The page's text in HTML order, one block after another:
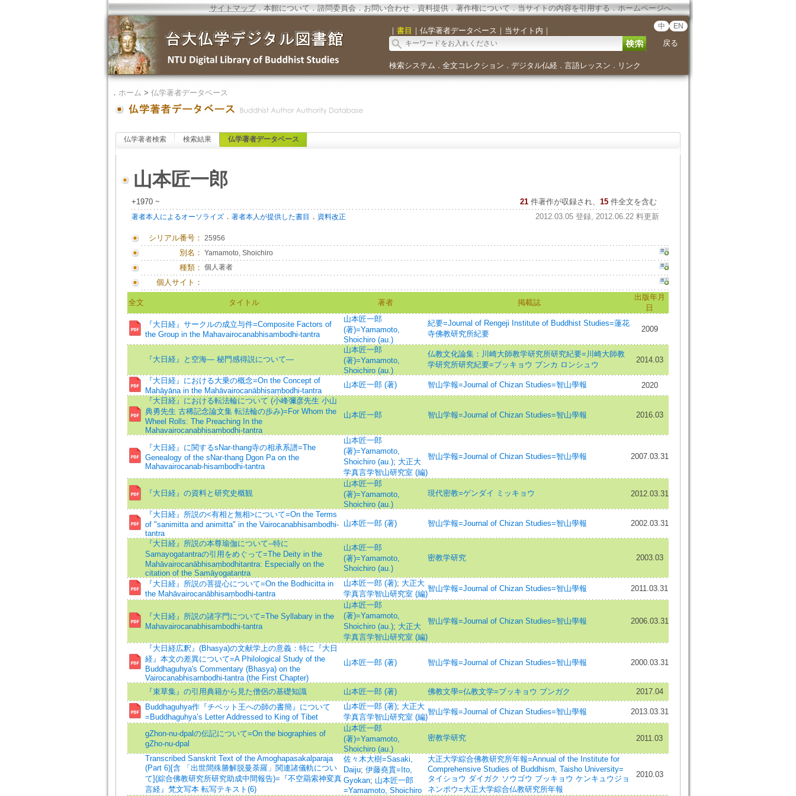
サイトマップ．本館について．諮問委員会． お問い合わせ． 資料提供．著作権について．当サイトの内容を引用する．ホームページへ
｜ 書目 ｜ 仏学著者データベース ｜ 当サイト内 ｜ 中 EN
戻る
検索システム ． 全文コレクション ． デジタル仏経． 言語レッスン ． リンク
． ホーム > 仏学著者データベース
仏学著者検索 検索結果 仏学著者データベース
山本匠一郎
+1970 ~ 21 件著作が収録され、 15件全文を含む
著者本人によるオーソライズ． 著者本人が提供した書目 ． 資料改正 2012.03.05 登録, 2012.06.22 料更新
シリアル番号： 25956
別名： Yamamoto, Shoichiro
種類： 個人著者
個人サイト：
全文 タイトル 著者 掲載誌
出版年月
日
『大日経』サークルの成立与件=Composite Factors of
the Group in the Mahavairocanabhisambodhi-tantra
山本匠一郎
(著)=Yamamoto,
Shoichiro (au.)
紀要=Journal of Rengeji Institute of Buddhist Studies=蓮花
寺佛教研究所紀要
2009
『大日経』と空海― 秘門感得説について―
山本匠一郎
(著)=Yamamoto,
Shoichiro (au.)
仏教文化論集：川崎大師教学研究所研究紀要=川崎大師教
学研究所研究紀要=ブッキョウ ブンカ ロンシュウ
2014.03
『大日経』における大乗の概念=On the Concept of
Mahāyāna in the Mahāvairocanābhisaṃbodhi-tantra
山本匠一郎 (著) 智山学報=Journal of Chizan Studies=智山學報
2020
『大日経』における転法輪について (小峰彌彦先生 小山
典勇先生 古稀記念論文集 転法輪の歩み)=For Whom the
Wheel Rolls: The Preaching In the
Mahavairocanabhisambodhi-tantra
山本匠一郎 智山学報=Journal of Chizan Studies=智山學報 2016.03
『大日経』に関するsNar-thang寺の相承系譜=The
Genealogy of the sNar-thang Dgon Pa on the
Mahavairocanab-hisambodhi-tantra
山本匠一郎
(著)=Yamamoto,
Shoichiro (au.); 大正大
学真言学智山研究室 (編)
智山学報=Journal of Chizan Studies=智山學報 2007.03.31
『大日経』の資料と研究史概観
山本匠一郎
(著)=Yamamoto,
Shoichiro (au.)
現代密教=ゲンダイ ミッキョウ 2012.03.31
『大日経』所説の<有相と無相>について=On the Terms
of "sanimitta and animitta" in the Vairocanabhisambodhi-
tantra
山本匠一郎 (著) 智山学報=Journal of Chizan Studies=智山學報 2002.03.31
『大日経』所説の本尊瑜伽について--特に
Samayogatantraの引用をめぐって=The Deity in the
Mahāvairocanābhisaṃbodhitantra: Especially on the
citation of the Samāyogatantra
山本匠一郎
(著)=Yamamoto,
Shoichiro (au.)
密教学研究 2003.03
『大日経』所説の菩提心について=On the Bodhicitta in
the Mahāvairocanābhisaṃbodhi-tantra
山本匠一郎 (著); 大正大
学真言学智山研究室 (編)
智山学報=Journal of Chizan Studies=智山學報 2011.03.31
『大日経』所説の諸字門について=The Syllabary in the
Mahavairocanabhisambodhi-tantra
山本匠一郎
(著)=Yamamoto,
Shoichiro (au.); 大正大
学真言学智山研究室 (編)
智山学報=Journal of Chizan Studies=智山學報 2006.03.31
『大日経広釈』(Bhasya)の文献学上の意義：特に『大日
経』本文の差異について=A Philological Study of the
Buddhaguhya's Commentary (Bhasya) on the
Vairocanabhisarnbodhi-tantra (the First Chapter)
山本匠一郎 (著) 智山学報=Journal of Chizan Studies=智山學報 2000.03.31
『束草集』の引用典籍から見た僧侶の基礎知識 山本匠一郎 (著) 佛教文學=仏教文学=ブッキョウ ブンガク
2017.04
Buddhaguhya作『チベット王への師の書簡』について
=Buddhaguhya’s Letter Addressed to King of Tibet
山本匠一郎 (著); 大正大
学真言学智山研究室 (編)
智山学報=Journal of Chizan Studies=智山學報 2013.03.31
gZhon-nu-dpalの伝記について=On the biographies of
gZho-nu-dpal
山本匠一郎
(著)=Yamamoto,
Shoichiro (au.)
密教学研究 2011.03
Transcribed Sanskrit Text of the Amoghapasakalparaja
(Part 6)[含 「出世間殊勝解脱曼荼羅」関連諸儀軌につい
て](綜合佛教研究所研究助成中間報告)=『不空羂索神変真
言経』梵文写本 転写テキスト(6)
佐々木大樹=Sasaki,
Daiju; 伊藤堯貫=Ito,
Gyokan; 山本匠一郎
=Yamamoto, Shoichiro
大正大学綜合佛教研究所年報=Annual of the Institute for
Comprehensive Studies of Buddhism, Taisho University=
タイショウ ダイガク ソウゴウ ブッキョウ ケンキュウジョ
ネンポウ=大正大学綜合仏教研究所年報
2010.03